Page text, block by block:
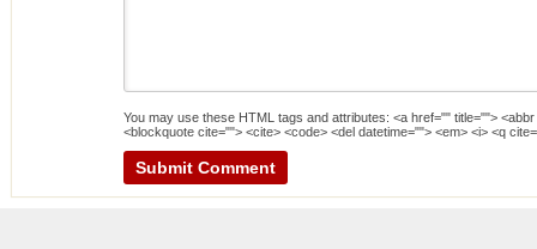
You may use these HTML tags and attributes: <a href="" title="">
<blockquote cite=""> <cite> <code> <del datetime=""> <em> <i> <q